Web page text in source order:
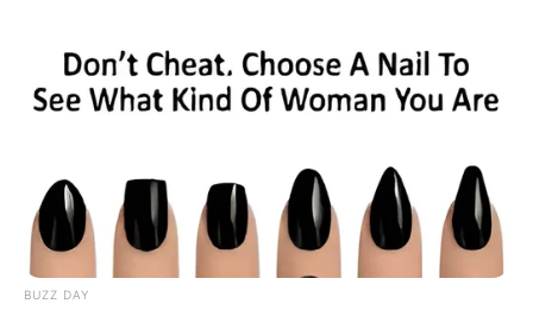
They Laughed At Her Curves—Now She's A Modeling
Sensation
BRAINBERRIES
BUZZ DAY